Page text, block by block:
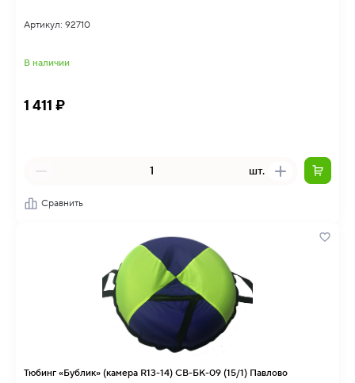
Артикул: 92710
В наличии
1 411 ₽
шт.
Сравнить
Тюбинг «Бублик» (камера R13-14) СВ-БК-09 (15/1) Павлово